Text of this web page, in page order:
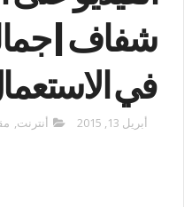
شفاف |
في
أبريل 13, 2015 أنترنت,